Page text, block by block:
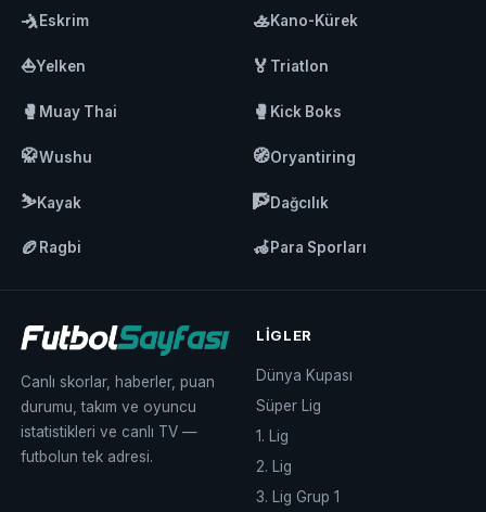
🤺Eskrim 🚣Kano-Kürek
⛵Yelken 🏅 Triatlon
🥊 Muay Thai 🥊 Kick Boks
🥋Wushu 🧭Oryantiring
⛷️Kayak 🧗Dağcılık
🏉 Ragbi 🦽Para Sporları
Canlı skorlar, haberler, puan
durumu, takım ve oyuncu
istatistikleri ve canlı TV —
futbolun tek adresi.
LIGLER
Dünya Kupası
Süper Lig
1. Lig
2. Lig
3. Lig Grup 1